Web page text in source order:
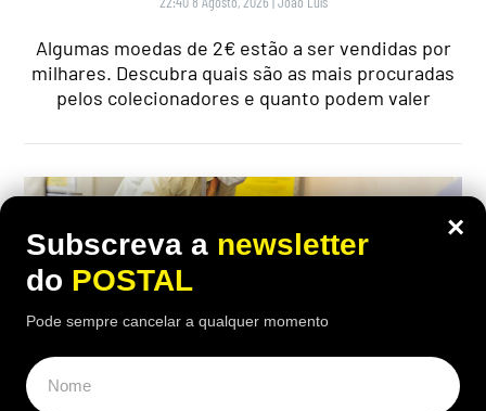
Algumas moedas de 2€ estão a ser vendidas por
milhares. Descubra quais são as mais procuradas
pelos colecionadores e quanto podem valer
×
Subscreva a newsletter
do POSTAL
Pode sempre cancelar a qualquer momento